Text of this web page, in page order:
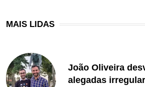
MAIS LIDAS
João Oliveira
alegadas